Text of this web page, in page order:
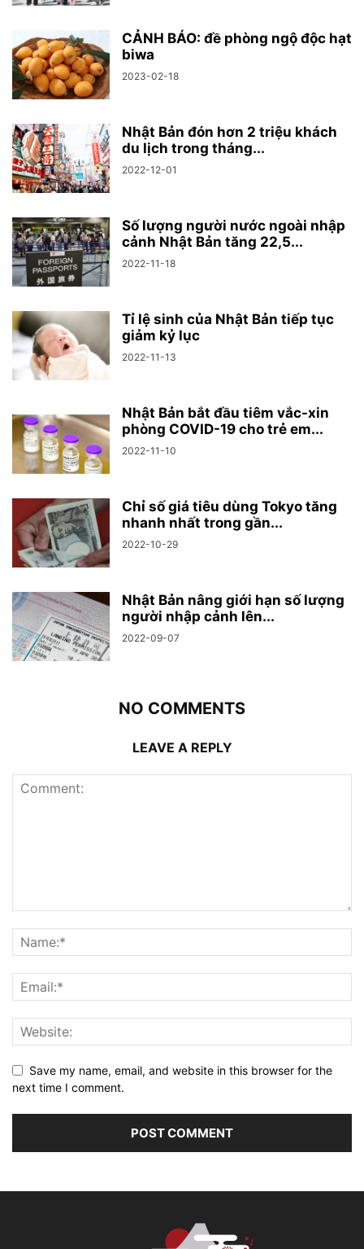
CẢNH BÁO: đề phòng ngộ độc hạt
biwa
2023-02-18
Nhật Bản đón hơn 2 triệu khách
du lịch trong tháng...
2022-12-01
Số lượng người nước ngoài nhập
cảnh Nhật Bản tăng 22,5...
2022-11-18
Tỉ lệ sinh của Nhật Bản tiếp tục
giảm kỷ lục
2022-11-13
Nhật Bản bắt đầu tiêm vắc-xin
phòng COVID-19 cho trẻ em...
2022-11-10
Chỉ số giá tiêu dùng Tokyo tăng
nhanh nhất trong gần...
2022-10-29
Nhật Bản nâng giới hạn số lượng
người nhập cảnh lên...
2022-09-07
NO COMMENTS
LEAVE A REPLY
Save my name, email, and website in this browser for the
next time I comment.